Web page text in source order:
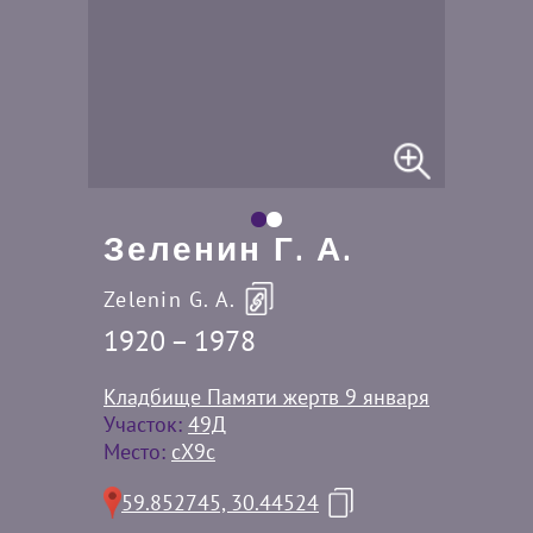
Зеленин Г. А.
Zelenin G. A.
1920 – 1978
Кладбище Памяти жертв 9 января
Участок: 49Д
Место: cX9c
59.852745, 30.44524